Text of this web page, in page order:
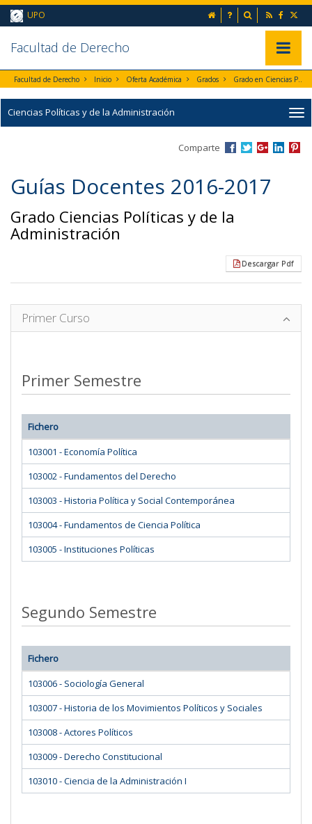
Ir al contenido principal de la página (alt + s)
Ir a la cabecera de la página (alt + c)
Ir al pie de la página (alt + p)
Ir al menú principal (alt + u)
UPO inicio Preguntas
Buscador
Facultad de Derecho
Facultad de Derecho Inicio Oferta Académica Grados Grado en Ciencias Políticas y de la Administración
Ciencias Políticas y de la Administración
Comparte
Guías Docentes 2016-2017
Grado Ciencias Políticas y de la
Administración
Descargar Pdf
Primer Curso
Primer Semestre
Fichero
103001 - Economía Política
103002 - Fundamentos del Derecho
103003 - Historia Política y Social Contemporánea
103004 - Fundamentos de Ciencia Política
103005 - Instituciones Políticas
Segundo Semestre
Fichero
103006 - Sociología General
103007 - Historia de los Movimientos Políticos y Sociales
103008 - Actores Políticos
103009 - Derecho Constitucional
103010 - Ciencia de la Administración I